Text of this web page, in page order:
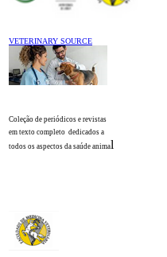
VETERINARY SOURCE
Coleção de periódicos e revistas
em texto completo dedicados a
todos os aspectos da saúde animal